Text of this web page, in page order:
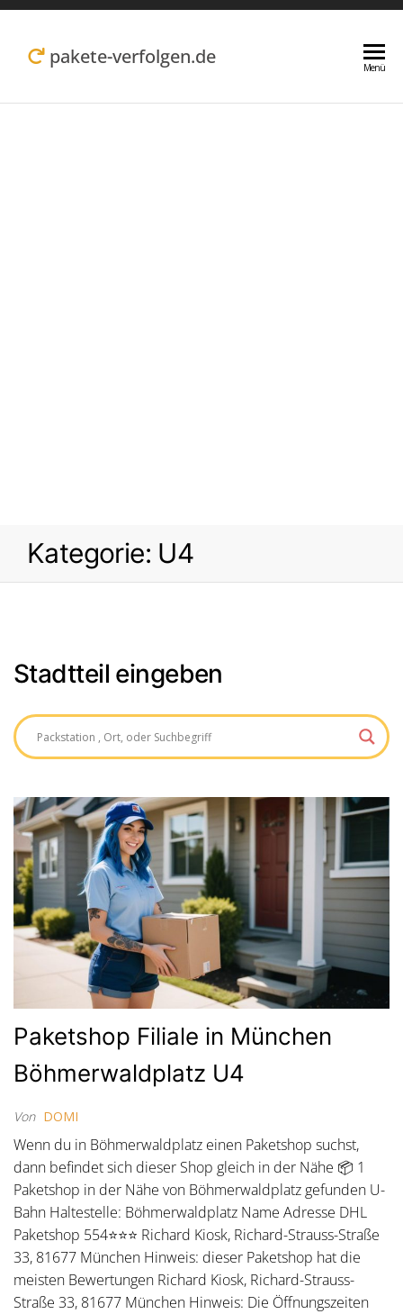
Zum
Inhalt pakete-verfolgen.de Menü
Kategorie: U4
Stadtteil eingeben
Paketshop Filiale in München
Böhmerwaldplatz U4
Von DOMI
Wenn du in Böhmerwaldplatz einen Paketshop suchst,
dann befindet sich dieser Shop gleich in der Nähe 📦 1
Paketshop in der Nähe von Böhmerwaldplatz gefunden U-
Bahn Haltestelle: Böhmerwaldplatz Name Adresse DHL
Paketshop 554⭐⭐⭐ Richard Kiosk, Richard-Strauss-Straße
33, 81677 München Hinweis: dieser Paketshop hat die
meisten Bewertungen Richard Kiosk, Richard-Strauss-
Straße 33, 81677 München Hinweis: Die Öffnungszeiten